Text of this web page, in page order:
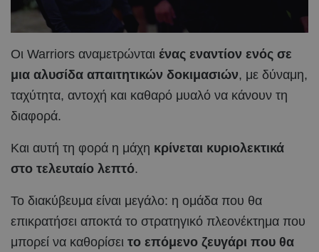
Οι Warriors αναμετρώνται ένας εναντίον ενός σε
μια αλυσίδα απαιτητικών δοκιμασιών, με δύναμη,
ταχύτητα, αντοχή και καθαρό μυαλό να κάνουν τη
διαφορά.
Και αυτή τη φορά η μάχη κρίνεται κυριολεκτικά
στο τελευταίο λεπτό.
Το διακύβευμα είναι μεγάλο: η ομάδα που θα
επικρατήσει αποκτά το στρατηγικό πλεονέκτημα που
μπορεί να καθορίσει το επόμενο ζευγάρι που θα